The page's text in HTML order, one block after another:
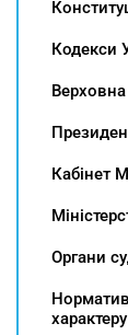
Кодекси
Кабінет
Органи
характеру